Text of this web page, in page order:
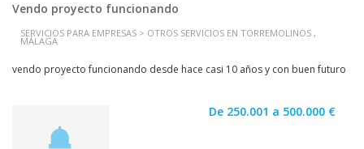
Vendo proyecto funcionando
SERVICIOS PARA EMPRESAS > OTROS SERVICIOS EN TORREMOLINOS ,
MÁLAGA
vendo proyecto funcionando desde hace casi 10 años y con buen futuro
De 250.001 a 500.000 €